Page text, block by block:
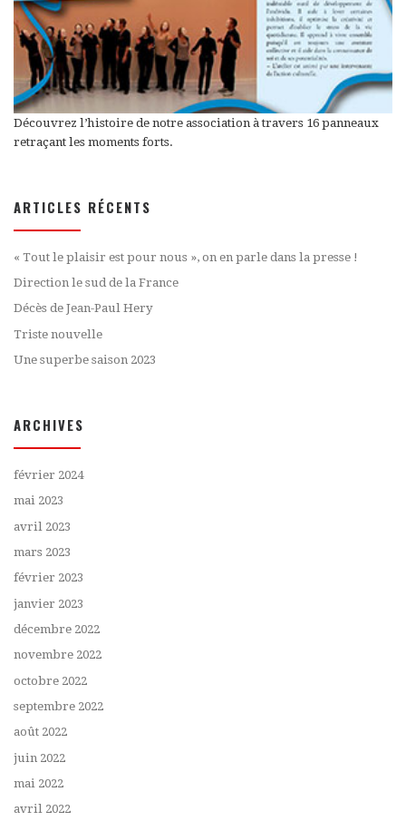
Découvrez l’histoire de notre association à travers 16 panneaux
retraçant les moments forts.
ARTICLES RÉCENTS
« Tout le plaisir est pour nous », on en parle dans la presse !
Direction le sud de la France
Décès de Jean-Paul Hery
Triste nouvelle
Une superbe saison 2023
ARCHIVES
février 2024
mai 2023
avril 2023
mars 2023
février 2023
janvier 2023
décembre 2022
novembre 2022
octobre 2022
septembre 2022
août 2022
juin 2022
mai 2022
avril 2022